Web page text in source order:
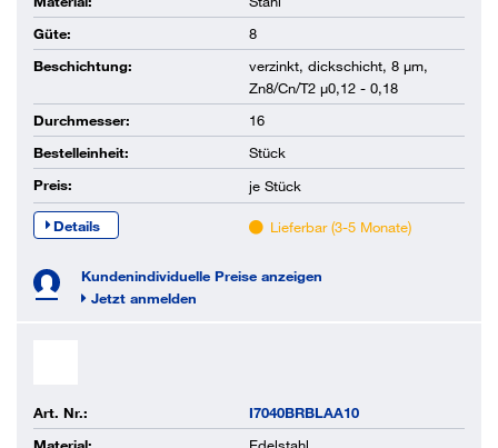
Güte:
8
Beschichtung:
verzinkt, dickschicht, 8 µm,
Zn8/Cn/T2 µ0,12 - 0,18
Durchmesser:
16
Bestelleinheit:
Stück
Preis:
je Stück
Details Lieferbar (3-5 Monate)
Kundenindividuelle Preise anzeigen
Jetzt anmelden
Art. Nr.:
I7040BRBLAA10